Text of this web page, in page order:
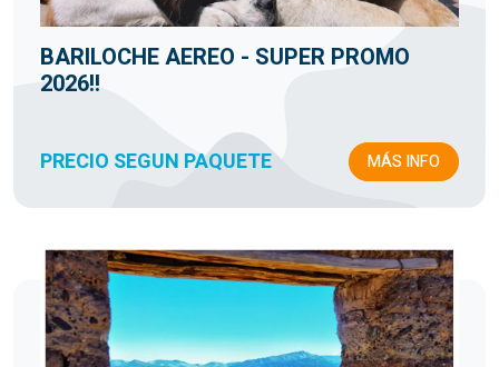
BARILOCHE AEREO - SUPER PROMO
2026!!
PRECIO SEGUN PAQUETE MÁS INFO